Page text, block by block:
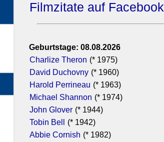
Filmzitate auf Facebook
Geburtstage: 08.08.2026
Charlize Theron (* 1975)
David Duchovny (* 1960)
Harold Perrineau (* 1963)
Michael Shannon (* 1974)
John Glover (* 1944)
Tobin Bell
(* 1942)
Abbie Cornish (* 1982)